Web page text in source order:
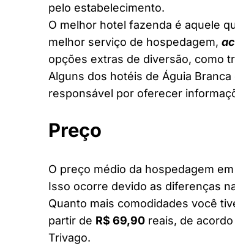
pelo estabelecimento.
O melhor hotel fazenda é aquele
melhor serviço de hospedagem,
opções extras de diversão, como
Alguns dos hotéis de Águia
responsável por oferecer
Preço
O preço médio da hospedagem
Isso ocorre devido as diferenças
Quanto mais comodidades você
partir de R$ 69,90 reais, de
Trivago.